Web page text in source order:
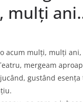
mulți
acum mulți, mulți
mergeam
gustând